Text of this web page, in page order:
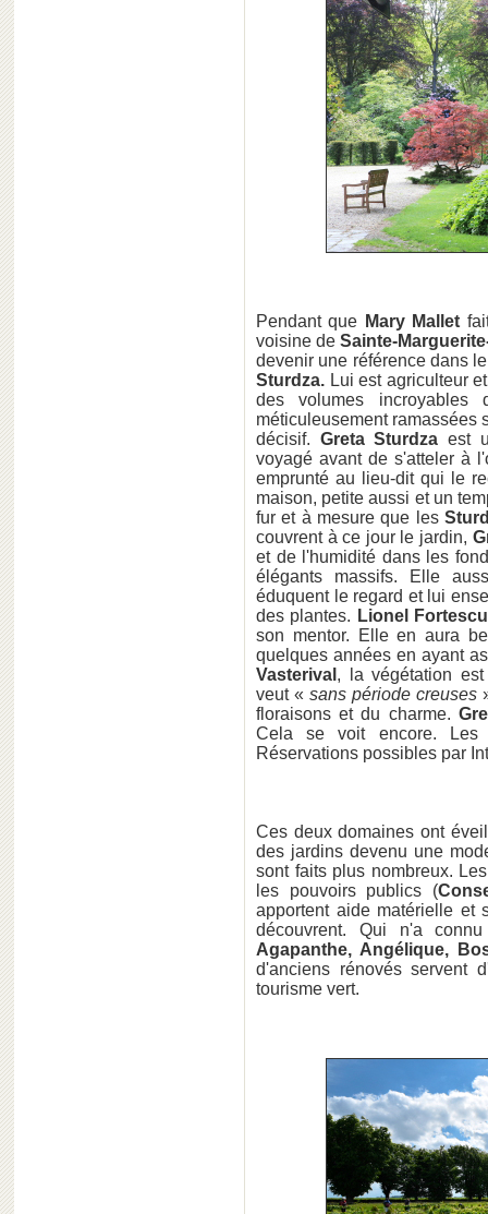
Pendant que Mary Mallet
voisine deSainte-
devenir une référence dans
Sturdza. Lui est agriculteur
des volumes
méticuleusement ramassées
décisif. Greta Sturdza est
voyagé avant de s'atteler à
emprunté au lieu-dit qui le
maison, petite aussi et un
fur et à mesure que les
couvrent à ce jour le jardin,
et de l'humidité dans les
élégants massifs. Elle
éduquent le regard et lui
des plantes. Lionel
son mentor. Elle en aura
quelques années en ayant
Vasterival , la végétation
veut « sans période creuses
floraisons et du charme.
Cela se voit encore. Les
Réservations possibles par
Ces deux domaines ont
des jardins devenu une
sont faits plus nombreux.
les pouvoirs publics (
apportent aide matérielle et
découvrent. Qui n'a
Agapanthe, Angélique,
d'anciens rénovés servent
tourisme vert.